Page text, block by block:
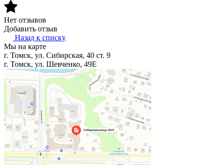
Нет отзывов
Добавить отзыв
Назад к списку
Мы на карте
г. Томск, ул. Сибирская, 40 ст. 9
г. Томск, ул. Шевченко, 49Е